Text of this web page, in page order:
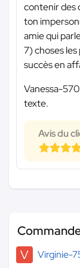
contenir des
ton
amie qui
7) choses
succès en
Vanessa-
texte.
Avis du
V
Virginie-